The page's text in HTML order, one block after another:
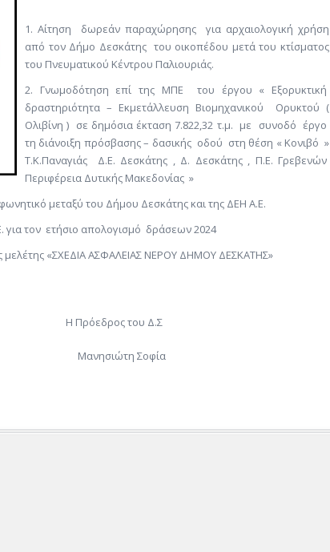
Αίτηση δωρεάν παραχώρησης για αρχαιολογική χρήση
από τον Δήμο Δεσκάτης του οικοπέδου μετά του κτίσματος
του Πνευματικού Κέντρου Παλιουριάς.
Γνωμοδότηση επί της ΜΠΕ του έργου « Εξορυκτική
δραστηριότητα – Εκμετάλλευση Βιομηχανικού Ορυκτού (
Ολιβίνη ) σε δημόσια έκταση 7.822,32 τ.μ. με συνοδό έργο
τη διάνοιξη πρόσβασης – δασικής οδού στη θέση « Κονιβό »
Τ.Κ.Παναγιάς Δ.Ε. Δεσκάτης , Δ. Δεσκάτης , Π.Ε. Γρεβενών
Περιφέρεια Δυτικής Μακεδονίας »
μεταξύ του Δήμου Δεσκάτης και της ΔΕΗ Α.Ε.
τον ετήσιο απολογισμό δράσεων 2024
μελέτης «ΣΧΕΔΙΑ ΑΣΦΑΛΕΙΑΣ ΝΕΡΟΥ ΔΗΜΟΥ ΔΕΣΚΑΤΗΣ»
του Δ.Σ
Σοφία